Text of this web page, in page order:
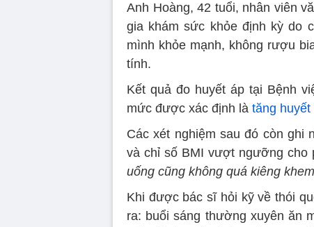
Anh Hoàng, 42 tuổi, nhân viên
gia khám sức khỏe định kỳ do
mình khỏe mạnh, không rượu
tính.
Kết quả đo huyết áp tại Bệnh
mức được xác định là tăng huyết
Các xét nghiệm sau đó còn ghi
và chỉ số BMI vượt ngưỡng cho
uống cũng không quá kiêng
Khi được bác sĩ hỏi kỹ về thói
ra: buổi sáng thường xuyên ăn